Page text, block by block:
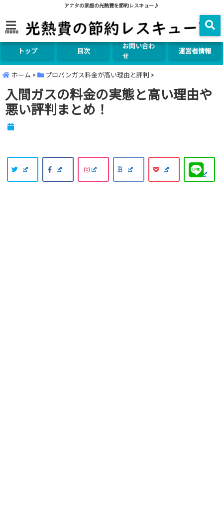
アナタの家庭の光熱費を節約レスキュー♪
menu
トップ 目次
お問い合わ
せ
運営者情報
ホーム > プロパンガス料金が高い理由と評判 >
入間ガスの料金の実態と高い理由や
悪い評判まとめ！